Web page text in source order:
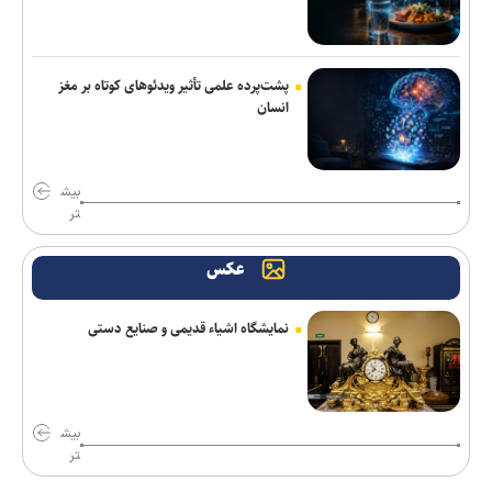
تور جهانی تنیس صربستان| ادامه پیروزی‌های یزدانی و جدال با نماینده
روسیه
باختند
گفت‌وگوی تلفنی بن‌سلمان و مکرون درباره امنیت منطقه و آبراه‌های
حیاتی
تصاویر جدید از پهپاد‌های منهدم‌شده آمریکا توسط سپاه
شکایت متقابل همسر نتانیاهو از کارمند سابق اقامتگاه نخست‌وزیری
اسرائیل
گرفتند
پشت‌پرده علمی تأثیر ویدئو‌های کوتاه بر مغز
انسان
بیش
تر
عکس
نمایشگاه اشیاء قدیمی و صنایع دستی
بیش
تر